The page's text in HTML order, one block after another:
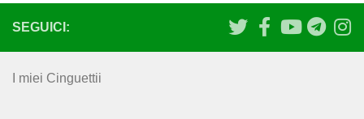
SEGUICI:
I miei Cinguettii